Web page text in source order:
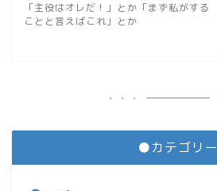
「主役はオレだ！」とか「まず私がする
ことと言えばこれ」とか
●カテゴリー